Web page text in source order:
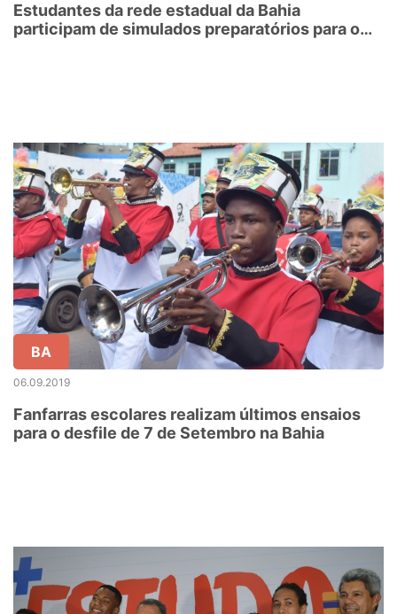
Estudantes da rede estadual da Bahia
participam de simulados preparatórios para o
BA
06.09.2019
Fanfarras escolares realizam últimos ensaios
para o desfile de 7 de Setembro na Bahia